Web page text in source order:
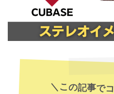
＼この記事で